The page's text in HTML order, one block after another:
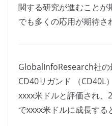
関する研究が進むことが
でも多くの応用が期待さ
GlobalInfoResearch社
CD40リガンド （CD40L
xxxx米ドルと評価され、
でxxxx米ドルに成長する